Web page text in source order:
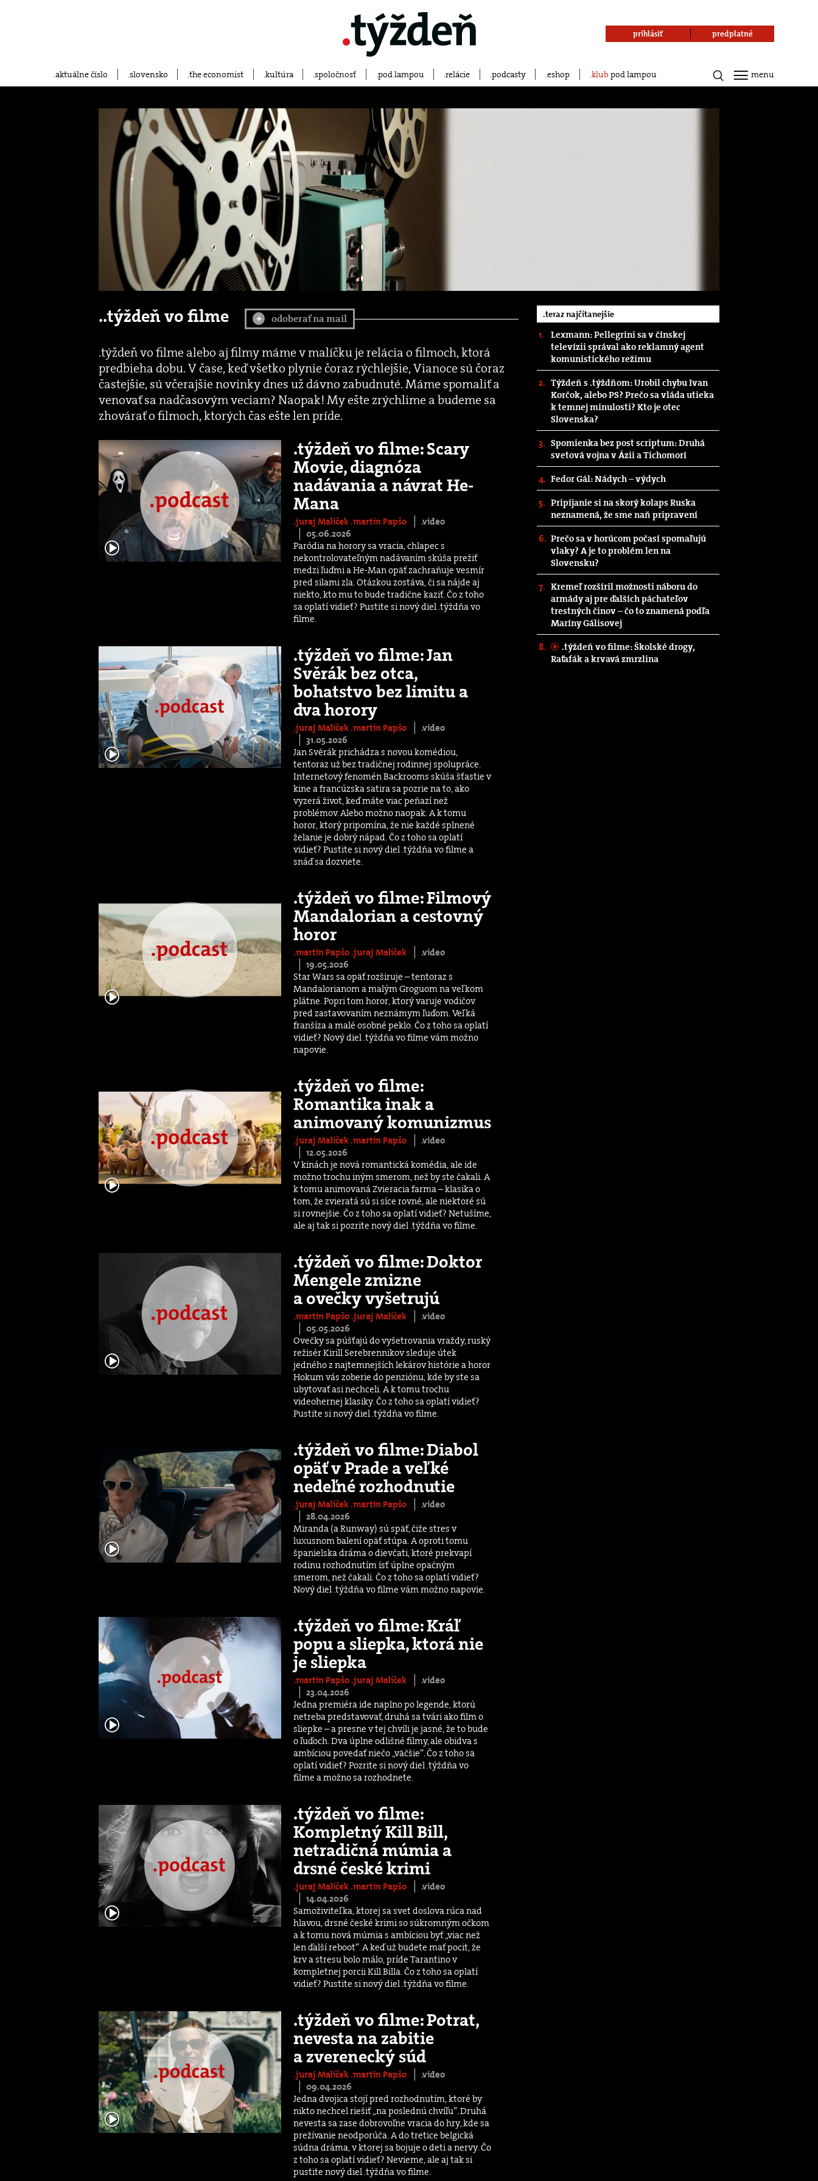
aktuálne číslo slovensko the economist kultúra spoločnosť pod lampou relácie podcasty eshop klubpod lampou
prihlásiť predplatné
menu
..týždeň vo filme + odoberať na mail
.týždeň vo filme alebo aj filmy máme v malíčku je relácia o filmoch, ktorá
predbieha dobu. V čase, keď všetko plynie čoraz rýchlejšie, Vianoce sú čoraz
častejšie, sú včerajšie novinky dnes už dávno zabudnuté. Máme spomaliť a
venovať sa nadčasovým veciam? Naopak! My ešte zrýchlime a budeme sa
zhovárať o filmoch, ktorých čas ešte len príde.
.týždeň vo filme: Scary
Movie, diagnóza
nadávania a návrat He-
Mana
.juraj Malíček .martin Papšo
.video
05.06.2026
Paródia na horory sa vracia, chlapec s
nekontrolovateľným nadávaním skúša prežiť
medzi ľuďmi a He-Man opäť zachraňuje vesmír
pred silami zla. Otázkou zostáva, či sa nájde aj
niekto, kto mu to bude tradične kaziť. Čo z toho
sa oplatí vidieť? Pustite si nový diel .týždňa vo
filme.
.týždeň vo filme: Jan
Svěrák bez otca,
bohatstvo bez limitu a
dva horory
.juraj Malíček .martin Papšo
.video
31.05.2026
Jan Svěrák prichádza s novou komédiou,
tentoraz už bez tradičnej rodinnej spolupráce.
Internetový fenomén Backrooms skúša šťastie v
kine a francúzska satira sa pozrie na to, ako
vyzerá život, keď máte viac peňazí než
problémov. Alebo možno naopak. A k tomu
horor, ktorý pripomína, že nie každé splnené
želanie je dobrý nápad. Čo z toho sa oplatí
vidieť? Pustite si nový diel .týždňa vo filme a
snáď sa dozviete.
.týždeň vo filme: Filmový
Mandalorian a cestovný
horor
.martin Papšo .juraj Malíček
.video
19.05.2026
Star Wars sa opäť rozširuje – tentoraz s
Mandalorianom a malým Groguom na veľkom
plátne. Popri tom horor, ktorý varuje vodičov
pred zastavovaním neznámym ľuďom. Veľká
franšíza a malé osobné peklo. Čo z toho sa oplatí
vidieť? Nový diel .týždňa vo filme vám možno
napovie.
.týždeň vo filme:
Romantika inak a
animovaný komunizmus
.juraj Malíček .martin Papšo
.video
12.05.2026
V kinách je nová romantická komédia, ale ide
možno trochu iným smerom, než by ste čakali. A
k tomu animovaná Zvieracia farma – klasika o
tom, že zvieratá sú si síce rovné, ale niektoré sú
si rovnejšie. Čo z toho sa oplatí vidieť? Netušíme,
ale aj tak si pozrite nový diel .týždňa vo filme.
.týždeň vo filme: Doktor
Mengele zmizne
a ovečky vyšetrujú
.martin Papšo .juraj Malíček
.video
05.05.2026
Ovečky sa púšťajú do vyšetrovania vraždy, ruský
režisér Kirill Serebrennikov sleduje útek
jedného z najtemnejších lekárov histórie a horor
Hokum vás zoberie do penziónu, kde by ste sa
ubytovať asi nechceli. A k tomu trochu
videohernej klasiky. Čo z toho sa oplatí vidieť?
Pustite si nový diel .týždňa vo filme.
.týždeň vo filme: Diabol
opäť v Prade a veľké
nedeľné rozhodnutie
.juraj Malíček .martin Papšo
.video
28.04.2026
Miranda (a Runway) sú späť, čiže stres v
luxusnom balení opäť stúpa. A oproti tomu
španielska dráma o dievčati, ktoré prekvapí
rodinu rozhodnutím ísť úplne opačným
smerom, než čakali. Čo z toho sa oplatí vidieť?
Nový diel .týždňa vo filme vám možno napovie.
.týždeň vo filme: Kráľ
popu a sliepka, ktorá nie
je sliepka
.martin Papšo .juraj Malíček
.video
23.04.2026
Jedna premiéra ide naplno po legende, ktorú
netreba predstavovať, druhá sa tvári ako film o
sliepke – a presne v tej chvíli je jasné, že to bude
o ľuďoch. Dva úplne odlišné filmy, ale obidva s
ambíciou povedať niečo „väčšie“. Čo z toho sa
oplatí vidieť? Pozrite si nový diel .týždňa vo
filme a možno sa rozhodnete.
.týždeň vo filme:
Kompletný Kill Bill,
netradičná múmia a
drsné české krimi
.juraj Malíček .martin Papšo
.video
14.04.2026
Samoživiteľka, ktorej sa svet doslova rúca nad
hlavou, drsné české krimi so súkromným očkom
a k tomu nová múmia s ambíciou byť „viac než
len ďalší reboot“. A keď už budete mať pocit, že
krv a stresu bolo málo, príde Tarantino v
kompletnej porcii Kill Billa. Čo z toho sa oplatí
vidieť? Pustite si nový diel .týždňa vo filme.
.týždeň vo filme: Potrat,
nevesta na zabitie
a zverenecký súd
.juraj Malíček .martin Papšo
.video
09.04.2026
Jedna dvojica stojí pred rozhodnutím, ktoré by
nikto nechcel riešiť „na poslednú chvíľu“. Druhá
nevesta sa zase dobrovoľne vracia do hry, kde sa
prežívanie neodporúča. A do tretice belgická
súdna dráma, v ktorej sa bojuje o deti a nervy. Čo
z toho sa oplatí vidieť? Nevieme, ale aj tak si
pustite nový diel .týždňa vo filme.
.teraz najčítanejšie
Lexmann: Pellegrini sa v čínskej
televízii správal ako reklamný agent
komunistického režimu
Týždeň s .týždňom: Urobil chybu Ivan
Korčok, alebo PS? Prečo sa vláda utieka
k temnej minulosti? Kto je otec
Slovenska?
Spomienka bez post scriptum: Druhá
svetová vojna v Ázii a Tichomorí
Fedor Gál: Nádych – výdych
Pripíjanie si na skorý kolaps Ruska
neznamená, že sme naň pripravení
Prečo sa v horúcom počasí spomaľujú
vlaky? A je to problém len na
Slovensku?
Kremeľ rozšíril možnosti náboru do
armády aj pre ďalších páchateľov
trestných činov – čo to znamená podľa
Maríny Gálisovej
.týždeň vo filme: Školské drogy,
Raťafák a krvavá zmrzlina